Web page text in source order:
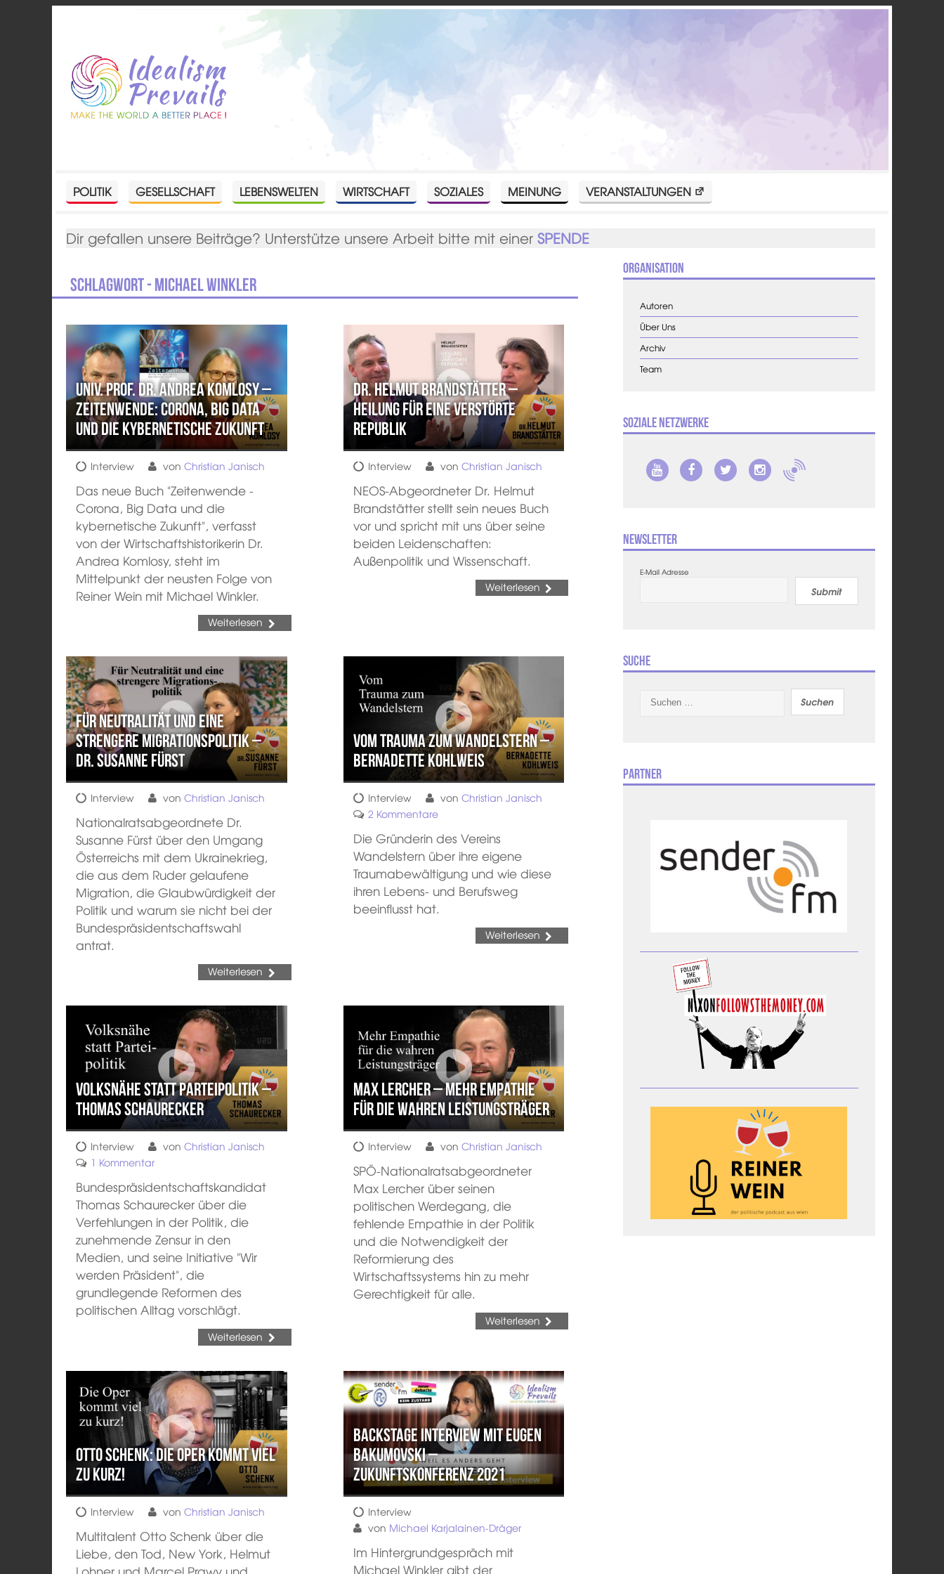
POLITIK GESELLSCHAFT LEBENSWELTEN WIRTSCHAFT SOZIALES MEINUNG VERANSTALTUNGEN
Dir gefallen unsere Beiträge? Unterstütze unsere Arbeit bitte mit einerSPENDE
Schlagwort - Michael Winkler
Univ. Prof. Dr. Andrea Komlosy –
Zeitenwende: Corona, Big Data
und die kybernetische Zukunft
Interview vonChristian Janisch
Das neue Buch "Zeitenwende -
Corona, Big Data und die
kybernetische Zukunft", verfasst
von der Wirtschaftshistorikerin Dr.
Andrea Komlosy, steht im
Mittelpunkt der neusten Folge von
Reiner Wein mit Michael Winkler.
Weiterlesen
Dr. Helmut Brandstätter –
Heilung für eine verstörte
Republik
Interview von Christian Janisch
NEOS-Abgeordneter Dr. Helmut
Brandstätter stellt sein neues Buch
vor und spricht mit uns über seine
beiden Leidenschaften:
Außenpolitik und Wissenschaft.
Weiterlesen
Für Neutralität und eine
strengere Migrationspolitik –
Dr. Susanne Fürst
Interview vonChristian Janisch
Nationalratsabgeordnete Dr.
Susanne Fürst über den Umgang
Österreichs mit dem Ukrainekrieg,
die aus dem Ruder gelaufene
Migration, die Glaubwürdigkeit der
Politik und warum sie nicht bei der
Bundespräsidentschaftswahl
antrat.
Weiterlesen
Vom Trauma zum Wandelstern –
Bernadette Kohlweis
Interview von Christian Janisch
2 Kommentare
Die Gründerin des Vereins
Wandelstern über ihre eigene
Traumabewältigung und wie diese
ihren Lebens- und Berufsweg
beeinflusst hat.
Weiterlesen
Volksnähe statt Parteipolitik –
Thomas Schaurecker
Interview vonChristian Janisch
1 Kommentar
Bundespräsidentschaftskandidat
Thomas Schaurecker über die
Verfehlungen in der Politik, die
zunehmende Zensur in den
Medien, und seine Initiative "Wir
werden Präsident", die
grundlegende Reformen des
politischen Alltag vorschlägt.
Weiterlesen
Max Lercher – Mehr Empathie
für die wahren Leistungsträger
Interview von Christian Janisch
SPÖ-Nationalratsabgeordneter
Max Lercher über seinen
politischen Werdegang, die
fehlende Empathie in der Politik
und die Notwendigkeit der
Reformierung des
Wirtschaftssystems hin zu mehr
Gerechtigkeit für alle.
Weiterlesen
Otto Schenk: Die Oper kommt viel
zu kurz!
Interview vonChristian Janisch
Multitalent Otto Schenk über die
Liebe, den Tod, New York, Helmut
Backstage Interview mit Eugen
Bakumovski –
Zukunftskonferenz 2021
Interview
von Michael Karjalainen-Dräger
Im Hintergrundgespräch mit
Michael Winkler gibt der
Organisation
Autoren
Über Uns
Archiv
Team
Soziale Netzwerke
Newsletter
E-Mail Adresse
Submit
Suche
nach:
Partner